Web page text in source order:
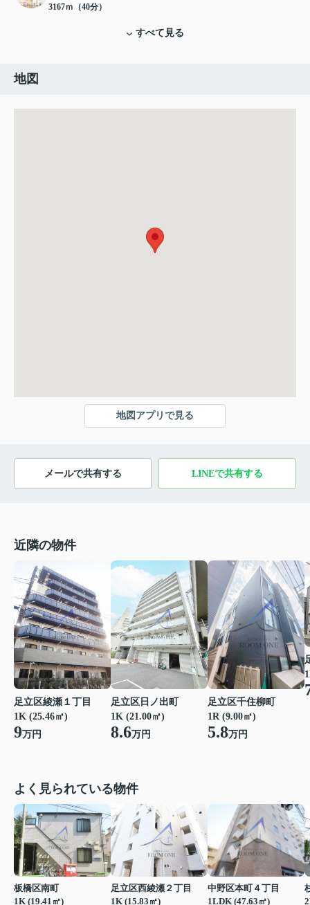
3167ｍ（40分）
すべて見る
地図
地図アプリで見る
メールで共有する LINEで共有する
近隣の物件
足立区綾瀬１丁目
1K (25.46㎡)
9万円
足立区日ノ出町
1K (21.00㎡)
8.6万円
足立区千住柳町
1R (9.00㎡)
5.8万円
よく見られている物件
板橋区南町
1K (19.41㎡)
足立区西綾瀬２丁目
1K (15.83㎡)
中野区本町４丁目
1LDK (47.63㎡)